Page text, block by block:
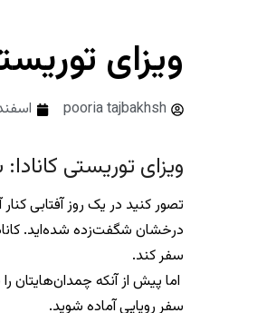
ویزای
pooria tajbakhsh اسفند 24,
ویزای توریستی
تصور کنید در یک روز آفتابی
درخشان شگفت‌زده شده‌اید.
سفر کند.
اما پیش از آنکه چمدان‌هایتان
سفر رویایی آماده شوید.